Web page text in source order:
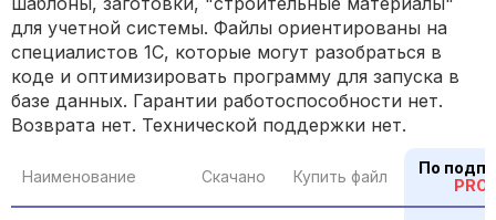
для учетной системы. Файлы ориентированы на
специалистов 1С, которые могут разобраться в
коде и оптимизировать программу для запуска в
базе данных. Гарантии работоспособности нет.
Возврата нет. Технической поддержки нет.
Наименование Скачано Купить файл
По
PRO